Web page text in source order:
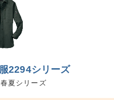
2294シリーズ
夏シリーズ